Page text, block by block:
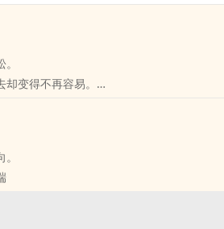
变得不再容易。
选择离去，只因他的世界已不再需要她。
他俩的相处早已超越恋人，为何她却一
在意她的身影，她成为他创作的灵感来